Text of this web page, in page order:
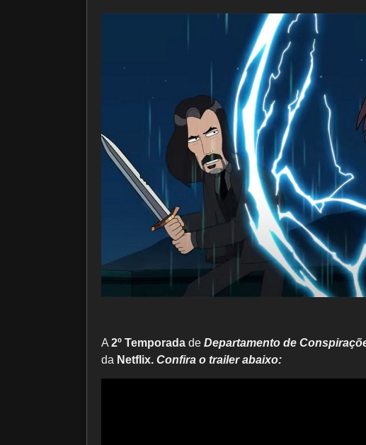
A 2º Temporada de Departamento de
da Netflix. Confira o trailer abaixo: